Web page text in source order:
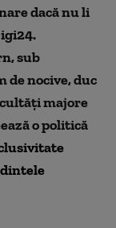
dacă nu li
sub
de nocive, duc
majore
o politică